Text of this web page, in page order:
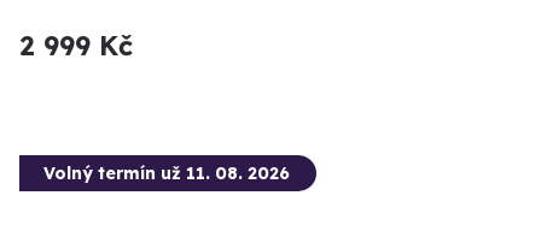
2 999 Kč
Volný termín už 11. 08. 2026